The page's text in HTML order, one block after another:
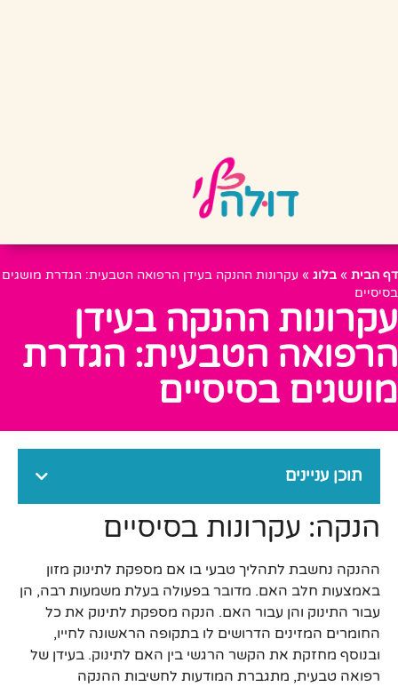
דף הבית » בלוג » עקרונות ההנקה בעידן הרפואה הטבעית: הגדרת מושגים
בסיסיים
עקרונות ההנקה בעידן
הרפואה הטבעית: הגדרת
מושגים בסיסיים
תוכן עניינים
הנקה: עקרונות בסיסיים
ההנקה נחשבת לתהליך טבעי בו אם מספקת לתינוק מזון
באמצעות חלב האם. מדובר בפעולה בעלת משמעות רבה, הן
עבור התינוק והן עבור האם. הנקה מספקת לתינוק את כל
החומרים המזינים הדרושים לו בתקופה הראשונה לחייו,
ובנוסף מחזקת את הקשר הרגשי בין האם לתינוק. בעידן של
רפואה טבעית, מתגברת המודעות לחשיבות ההנקה